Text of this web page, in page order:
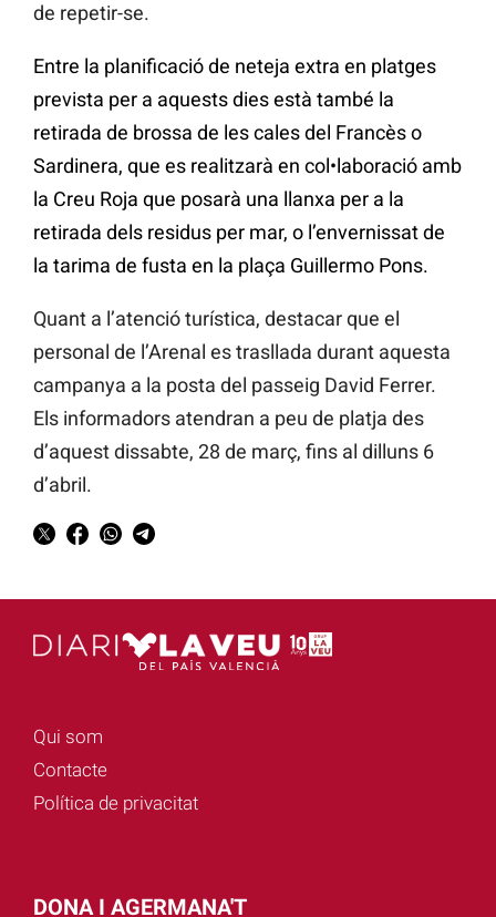
de repetir-se.
Entre la planificació de neteja extra en platges
prevista per a aquests dies està també la
retirada de brossa de les cales del Francès o
Sardinera, que es realitzarà en col•laboració amb
la Creu Roja que posarà una llanxa per a la
retirada dels residus per mar, o l’envernissat de
la tarima de fusta en la plaça Guillermo Pons.
Quant a l’atenció turística, destacar que el
personal de l’Arenal es trasllada durant aquesta
campanya a la posta del passeig David Ferrer.
Els informadors atendran a peu de platja des
d’aquest dissabte, 28 de març, fins al dilluns 6
d’abril.
Qui som
Contacte
Política de privacitat
DONA I AGERMANA'T